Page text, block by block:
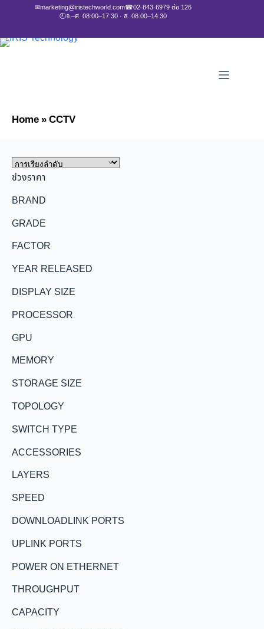
✉marketing@iristechworld.com☎02-843-6979 ต่อ 126
🕘จ.–ศ. 08:00–17:30 · ส. 08:00–14:30
Home»CCTV
ช่วงราคา
BRAND
GRADE
FACTOR
YEAR RELEASED
DISPLAY SIZE
PROCESSOR
GPU
MEMORY
STORAGE SIZE
TOPOLOGY
SWITCH TYPE
ACCESSORIES
LAYERS
SPEED
DOWNLOADLINK PORTS
UPLINK PORTS
POWER ON ETHERNET
THROUGHPUT
CAPACITY